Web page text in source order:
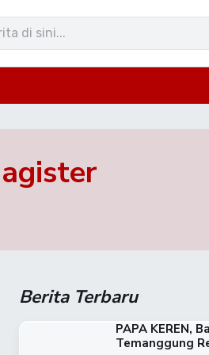
Berita Terbaru
PAPA KEREN,
Temanggung